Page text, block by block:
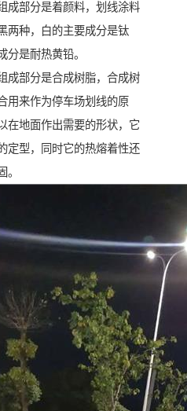
成部分是着颜料，划线涂料
两种，白的主要成分是钛
分是耐热黄铅。
成部分是合成树脂，合成树
用来作为停车场划线的原
在地面作出需要的形状，它
定型，同时它的热熔着性还
。